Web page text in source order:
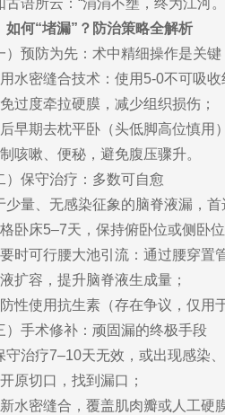
古语所云：“涓涓不壅，终为江河
如何“堵漏”？防治策略全解析
）预防为先：术中精细操作是关键
用水密缝合技术：使用5-0不可吸
免过度牵拉硬膜，减少组织损伤；
后早期去枕平卧（头低脚高位慎用
制咳嗽、便秘，避免腹压骤升。
）保守治疗：多数可自愈
少量、无感染征象的脑脊液漏，首
格卧床5–7天，保持俯卧位或侧卧
要时可行腰大池引流：通过腰穿置
液扩容，提升脑脊液生成量；
防性使用抗生素（存在争议，仅用
）手术修补：顽固漏的终极手段
守治疗7–10天无效，或出现感染
开原切口，找到漏口；
新水密缝合，覆盖肌肉瓣或人工硬